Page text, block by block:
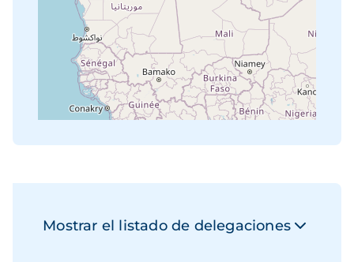
Mostrar el listado de delegaciones